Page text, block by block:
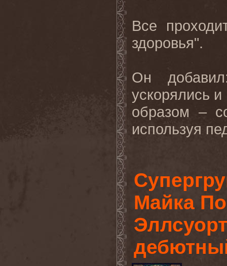
Все
проходит
здоровья".
Он
ускорялись
образом –
используя
Майка